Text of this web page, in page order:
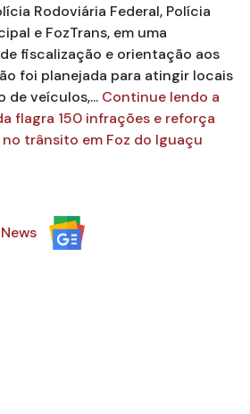
Rodoviária Federal, Polícia
e FozTrans, em uma
fiscalização e orientação aos
foi planejada para atingir locais
de veículos,... Continue lendo a
flagra 150 infrações e reforça
trânsito em Foz do Iguaçu